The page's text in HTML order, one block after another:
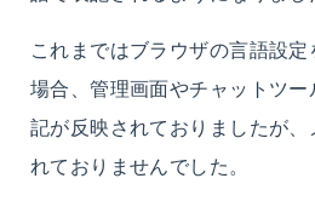
これまではブラウザの言語設
場合、管理画面やチャットツ
記が反映されておりましたが、
れておりませんでした。